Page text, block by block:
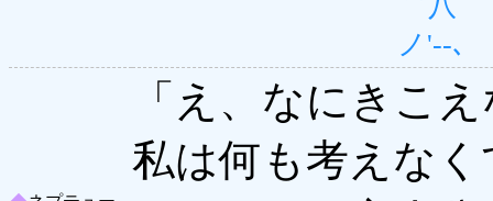
ノ'‐-､ ヽ
「え、なにきこ
私は何も考えな